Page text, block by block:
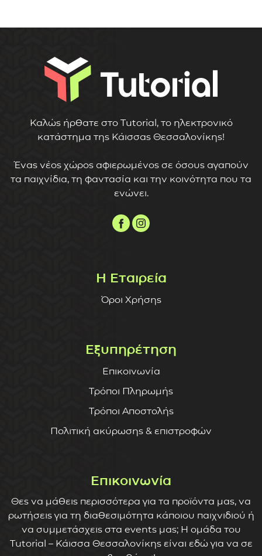
Καλώς ήρθατε στο Tutorial, το ηλεκτρονικό
κατάστημα της Κάισσας Θεσσαλονίκης!
Ένας νέος χώρος αφιερωμένος σε όσους αγαπούν
τα παιχνίδια, τη φαντασία και την κοινότητα που τα
ενώνει.
Η Εταιρεία
Όροι Χρήσης
Εξυπηρέτηση
Επικοινωνία
Τρόποι Πληρωμής
Τρόποι Αποστολής
Πολιτική ακύρωσης & επιστροφών
Επικοινωνία
Θες να μάθεις περισσότερα για τα προϊόντα μας, να
ρωτήσεις για τη διαθεσιμότητα κάποιου παιχνιδιού ή
να συμμετάσχεις στα events μας; Η ομάδα του
Tutorial – Κάισσα Θεσσαλονίκης είναι εδώ για να σε